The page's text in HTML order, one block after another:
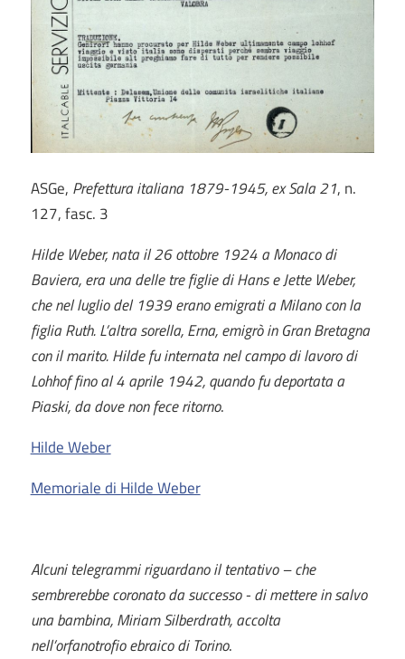
ASGe, Prefettura italiana 1879-1945, ex Sala 21, n.
127, fasc. 3
Hilde Weber, nata il 26 ottobre 1924 a Monaco di
Baviera, era una delle tre figlie di Hans e Jette Weber,
che nel luglio del 1939 erano emigrati a Milano con la
figlia Ruth. L’altra sorella, Erna, emigrò in Gran Bretagna
con il marito. Hilde fu internata nel campo di lavoro di
Lohhof fino al 4 aprile 1942, quando fu deportata a
Piaski, da dove non fece ritorno.
Hilde Weber
Memoriale di Hilde Weber
Alcuni telegrammi riguardano il tentativo – che
sembrerebbe coronato da successo - di mettere in salvo
una bambina, Miriam Silberdrath, accolta
nell’orfanotrofio ebraico di Torino.